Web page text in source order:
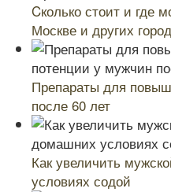
Cколько стоит и где
Москве и других
Препараты для
после 60 лет
Как увеличить
условиях содой